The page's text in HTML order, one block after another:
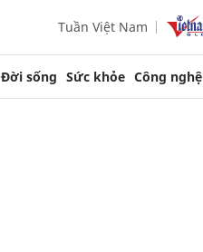
Tuần Việt Nam
Đời sống Sức khỏe Công nghệ